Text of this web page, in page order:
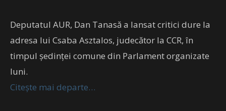
Deputatul AUR, Dan Tanasă a lansat critici dure la
adresa lui Csaba Asztalos, judecător la CCR, în
timpul ședinței comune din Parlament organizate
luni.
Citește mai departe…